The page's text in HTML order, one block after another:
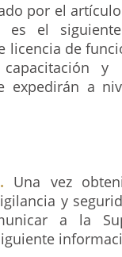
por el
el
licencia de
y
expedirán a
Una vez
y
a la